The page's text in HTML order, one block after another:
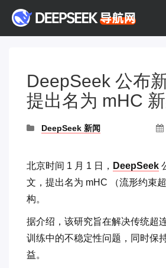
DeepSeek 公布
提出名为 mHC
DeepSeek 新闻
北京时间 1 月 1 日， DeepSeek
文，提出名为 mHC （流形约束
构。
据介绍，该研究旨在解决传统超
训练中的不稳定性问题，同时保
益。